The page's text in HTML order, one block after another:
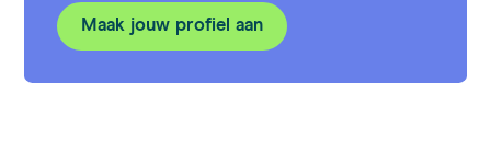
Maak jouw profiel aan